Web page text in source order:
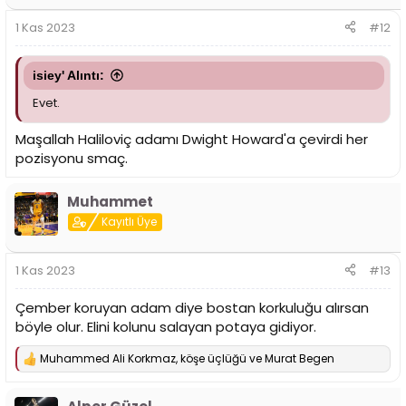
:
1 Kas 2023 #12
isiey' Alıntı:
Evet.
Maşallah Haliloviç adamı Dwight Howard'a çevirdi her
pozisyonu smaç.
Muhammet
Kayıtlı Üye
1 Kas 2023 #13
Çember koruyan adam diye bostan korkuluğu alırsan
böyle olur. Elini kolunu salayan potaya gidiyor.
T
Muhammed Ali Korkmaz,köşe üçlüğü veMurat Begen